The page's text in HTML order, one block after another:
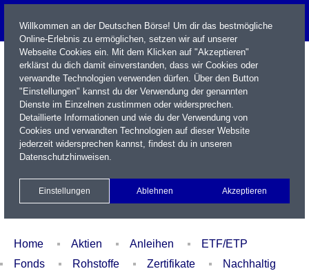
Name / WKN / ISIN / Kürzel
Xetra Realtime
Watchlist Portfolio Login
Home Aktien Anleihen
ETF/ETP
Fonds
Rohstoffe Zertifikate
Nachhaltig
Willkommen an der Deutschen Börse! Um dir das bestmögliche
Online-Erlebnis zu ermöglichen, setzen wir auf unserer
Webseite Cookies ein. Mit dem Klicken auf "Akzeptieren"
erklärst du dich damit einverstanden, dass wir Cookies oder
verwandte Technologien verwenden dürfen. Über den Button
"Einstellungen" kannst du der Verwendung der genannten
Dienste im Einzelnen zustimmen oder widersprechen.
Detaillierte Informationen und wie du der Verwendung von
Cookies und verwandten Technologien auf dieser Website
jederzeit widersprechen kannst, findest du in unseren
Datenschutzhinweisen.
Einstellungen Ablehnen Akzeptieren